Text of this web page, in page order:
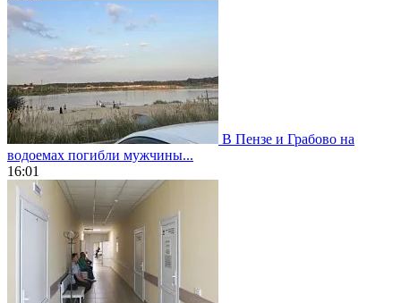
В Пензе и Грабово на
водоемах погибли мужчины...
16:01